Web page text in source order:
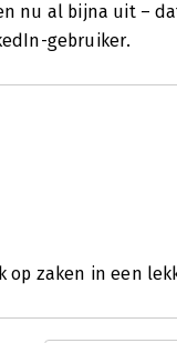
nu al bijna uit –
gebruiker.
op zaken in een